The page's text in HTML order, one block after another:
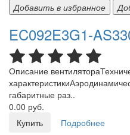
Добавить в избранное
EC092E3G1-
Описание
габаритные раз..
0.00 руб.
Купить
Подробнее